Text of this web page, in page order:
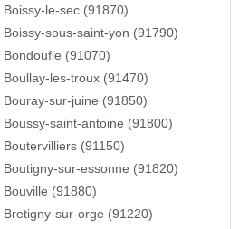
le-sec (91870)
sous-saint-yon (91790)
(91070)
les-troux (91470)
sur-juine (91850)
saint-antoine (91800)
(91150)
sur-essonne (91820)
(91880)
sur-orge (91220)